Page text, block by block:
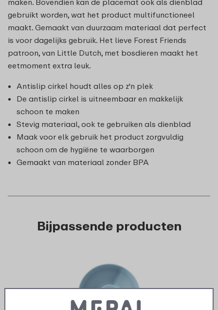
gebruikt worden, wat het product multifunctioneel
maakt. Gemaakt van duurzaam materiaal dat perfect
is voor dagelijks gebruik. Het lieve Forest Friends
patroon, van Little Dutch, met bosdieren maakt het
eetmoment extra leuk.
Antislip cirkel houdt alles op z'n plek
De antislip cirkel is uitneembaar en makkelijk
schoon te maken
Stevig materiaal, ook te gebruiken als dienblad
Maak voor elk gebruik het product zorgvuldig
schoon om de hygiëne te waarborgen
Gemaakt van materiaal zonder BPA
Bijpassende producten